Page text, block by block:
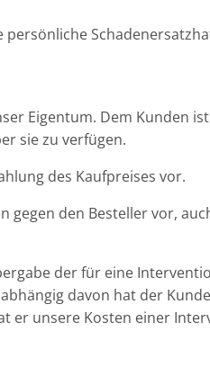
persönliche
Eigentum. Dem Kunden
sie zu verfügen.
des Kaufpreises vor.
gegen den Besteller vor,
der für eine
davon hat der
er unsere Kosten einer